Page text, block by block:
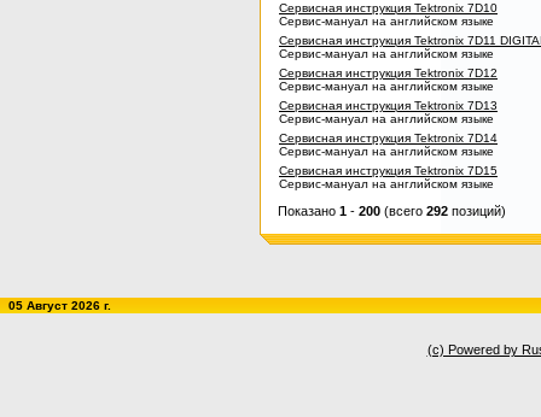
Сервисная инструкция Tektronix 7D10
Сервис-мануал на английском языке
Сервисная инструкция Tektronix 7D11
Сервис-мануал на английском языке
Сервисная инструкция Tektronix 7D12
Сервис-мануал на английском языке
Сервисная инструкция Tektronix 7D13
Сервис-мануал на английском языке
Сервисная инструкция Tektronix 7D14
Сервис-мануал на английском языке
Сервисная инструкция Tektronix 7D15
Сервис-мануал на английском языке
Показано 1 - 200 (всего 292 позиций)
05 Август 2026 г.
(c) Powered by